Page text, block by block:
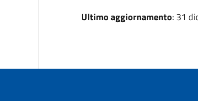
Ultimo aggiornamento: 31